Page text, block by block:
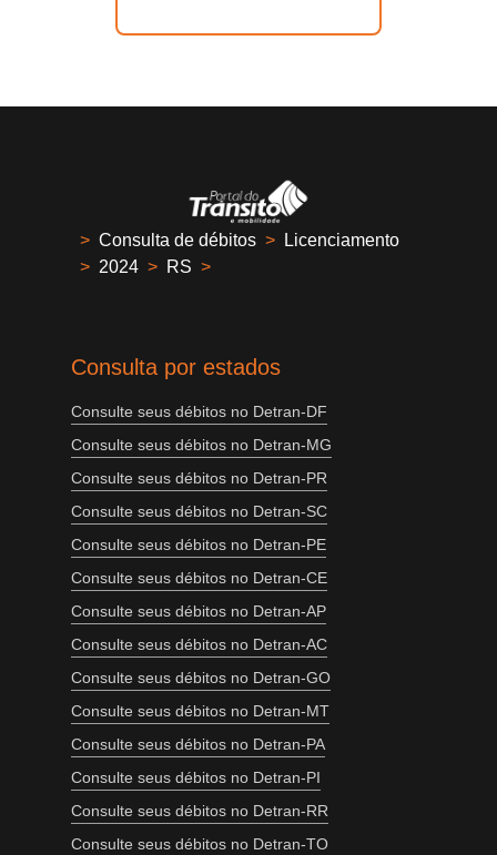
> Consulta de débitos >
Licenciamento
> 2024 > RS >
Consulta por estados
Consulte seus débitos no Detran-DF
Consulte seus débitos no Detran-MG
Consulte seus débitos no Detran-PR
Consulte seus débitos no Detran-SC
Consulte seus débitos no Detran-PE
Consulte seus débitos no Detran-CE
Consulte seus débitos no Detran-AP
Consulte seus débitos no Detran-AC
Consulte seus débitos no Detran-GO
Consulte seus débitos no Detran-MT
Consulte seus débitos no Detran-PA
Consulte seus débitos no Detran-PI
Consulte seus débitos no Detran-RR
Consulte seus débitos no Detran-TO